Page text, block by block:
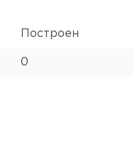
Построен
0